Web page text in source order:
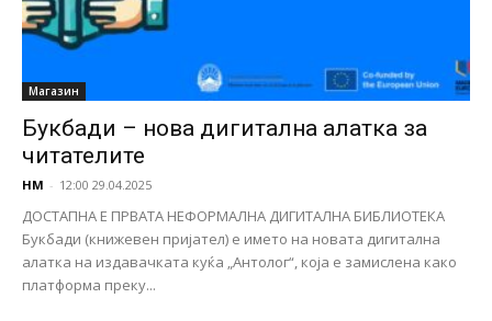
Магазин
Букбади – нова дигитална алатка за
читателите
НМ - 12:00 29.04.2025
ДОСТАПНА Е ПРВАТА НЕФОРМАЛНА ДИГИТАЛНА БИБЛИОТЕКА
Букбади (книжевен пријател) е името на новата дигитална
алатка на издавачката куќа „Антолог“, која е замислена како
платформа преку...